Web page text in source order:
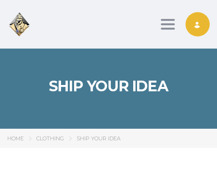
Toggle
SHIP YOUR IDEA
HOME CLOTHING SHIP YOUR IDEA